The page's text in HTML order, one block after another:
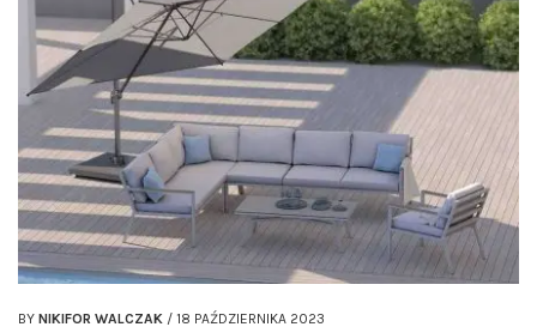
BY NIKIFOR WALCZAK / 18 PAŹDZIERNIKA 2023